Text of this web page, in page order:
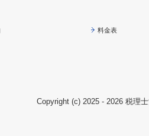
料金表
Copyright (c) 2025 - 2026 税理